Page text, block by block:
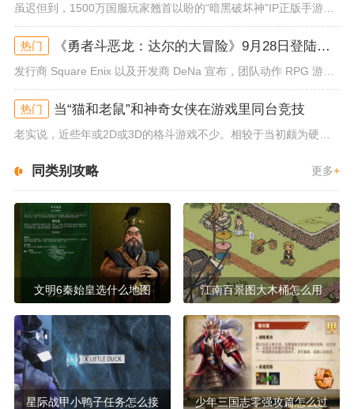
虽迟但到，1500万国服玩家翘首以盼的“暗黑破坏神”IP正版手游《暗黑破坏神：不朽》已于今日全平台上线！动作RPG王者再...
热门 《勇者斗恶龙：达尔的大冒险》9月28日登陆苹果谷歌应用商店
发行商 Square Enix 以及开发商 DeNa 宣布，团队动作 RPG 游戏《勇者斗恶龙：达尔的大冒险 魂之绊》将...
热门 当“猫和老鼠”和神奇女侠在游戏里同台竞技
同类别攻略 更多+
文明6秦始皇选什么地图 江南百景图大木桶怎么用
星际战甲小鸭子任务怎么接 少年三国志零强攻篇怎么过